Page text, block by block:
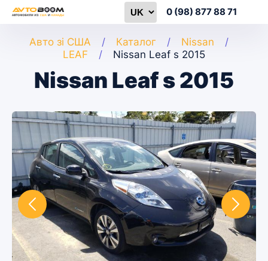
0 (98) 877 88 71
Авто зі США Каталог
Nissan
LEAF
Nissan Leaf s 2015
Nissan Leaf s 2015